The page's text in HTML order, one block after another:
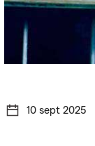
10 sept 2025